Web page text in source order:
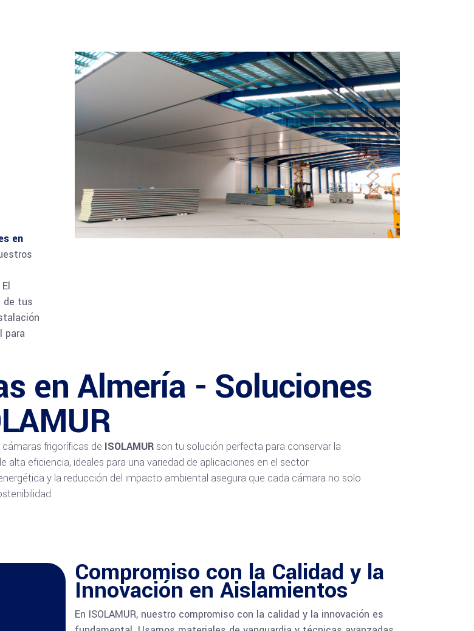
en
de tus
para
en Almería - Soluciones
cámaras frigoríficas de ISOLAMUR son tu solución perfecta para conservar la
eficiencia, ideales para una variedad de aplicaciones en el sector
y la reducción del impacto ambiental asegura que cada cámara no solo
Compromiso con la Calidad y la
Innovación en Aislamientos
En ISOLAMUR, nuestro compromiso con la calidad y la innovación es